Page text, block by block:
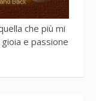
che più mi
e passione